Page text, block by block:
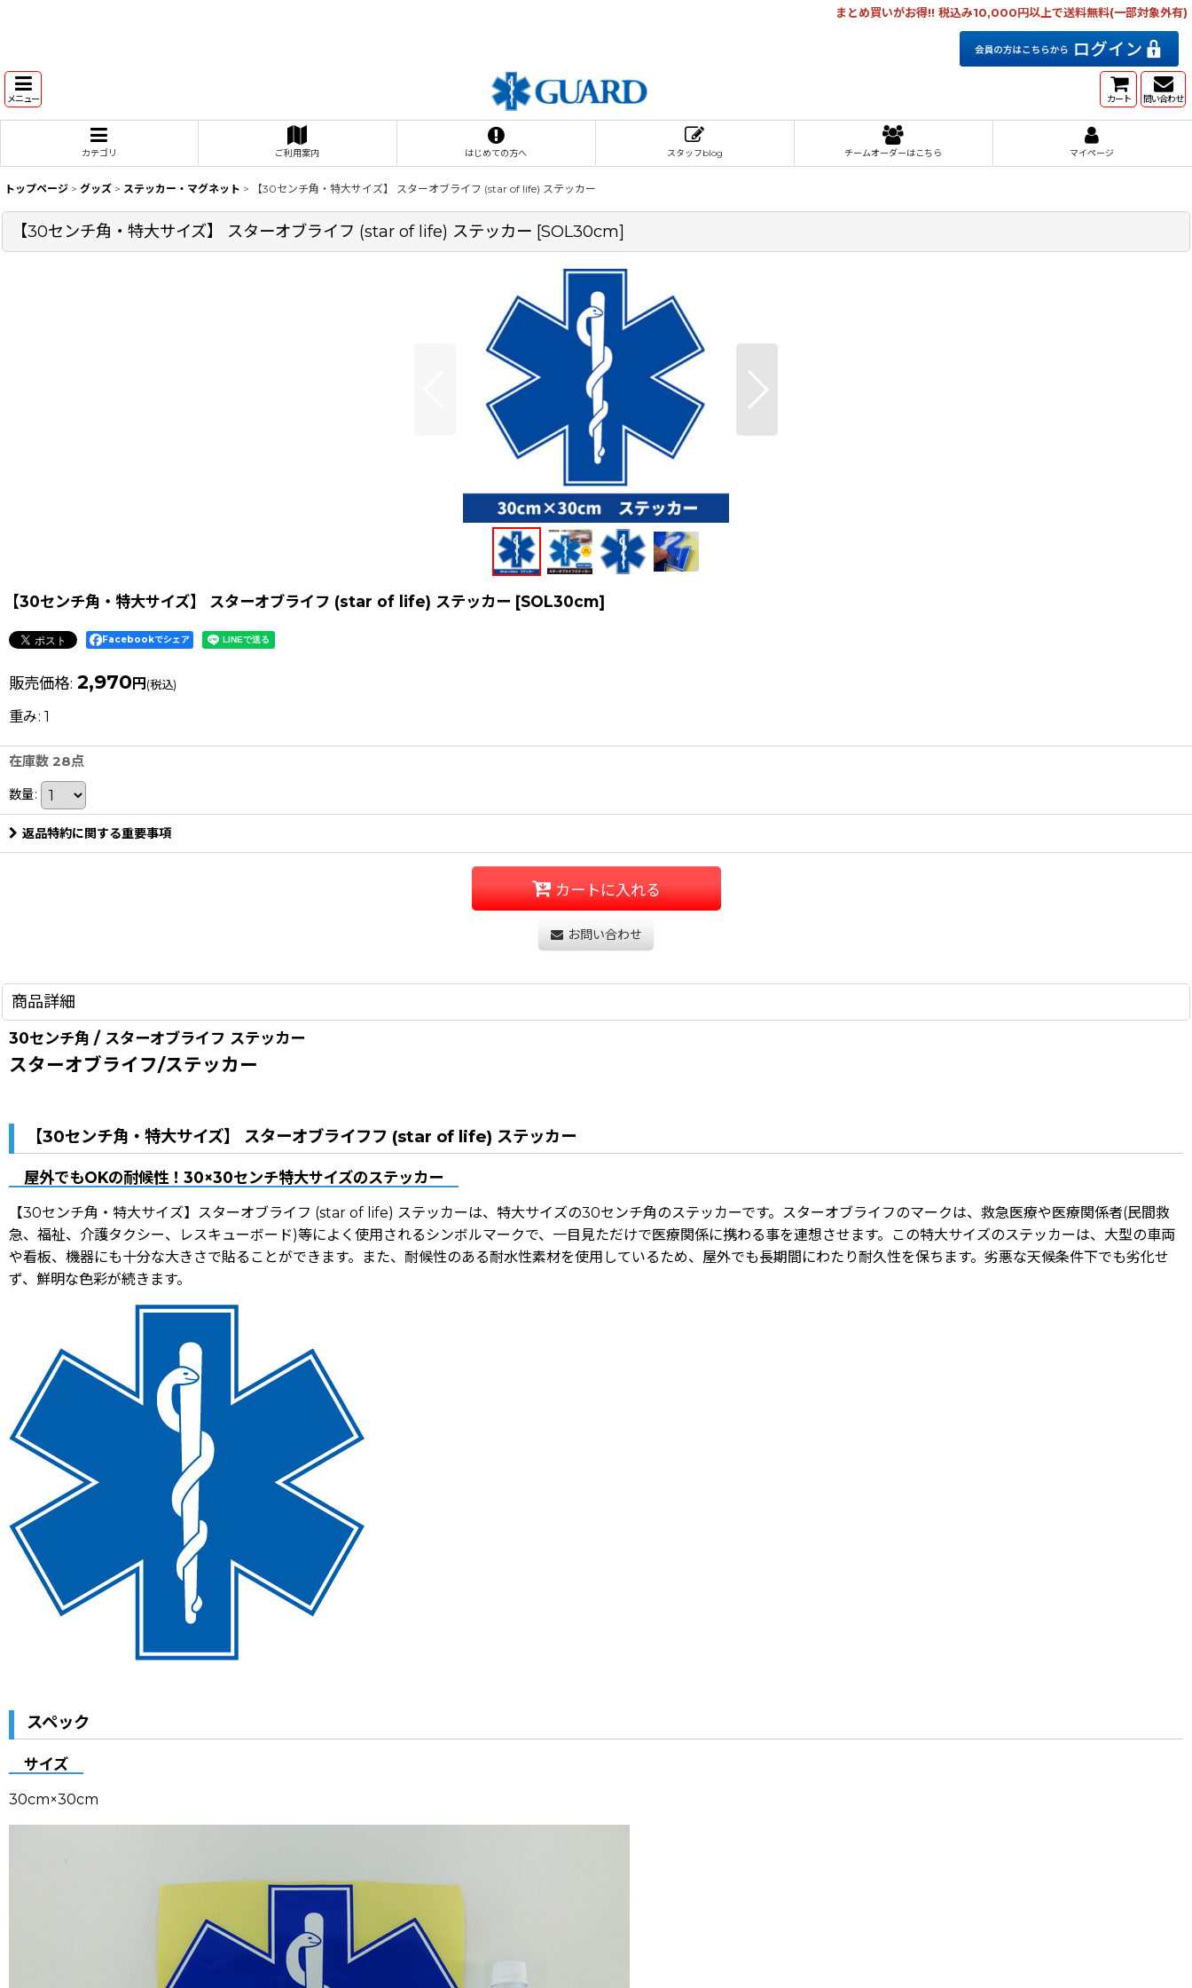
まとめ買いがお得!! 税込み10,000円以上で送料無料(一部対象外有)
メニュー カート 問い合わせ
カテゴリ ご利用案内 はじめての方へ スタッフblog チームオーダーはこちら マイページ
トップページ > グッズ > ステッカー・マグネット > 【30センチ角・特大サイズ】 スターオブライフ (star of life) ステッカー
【30センチ角・特大サイズ】 スターオブライフ (star of life) ステッカー [SOL30cm]
【30センチ角・特大サイズ】 スターオブライフ (star of life) ステッカー [SOL30cm]
Facebookでシェア
販売価格: 2,970 円 (税込)
重み: 1
在庫数 28点
数量:
返品特約に関する重要事項
カートに入れる
お問い合わせ
商品詳細
30センチ角 / スターオブライフ ステッカー
スターオブライフ/ステッカー
【30センチ角・特大サイズ】 スターオブライフフ (star of life) ステッカー
屋外でもOKの耐候性！30×30センチ特大サイズのステッカー
【30センチ角・特大サイズ】スターオブライフ (star of life) ステッカーは、特大サイズの30センチ角のステッカーです。スターオブライフのマークは、救急医療や医療関係者(民間救
急、福祉、介護タクシー、
レスキューボード)等によく使用されるシンボルマークで、一目見ただけで医療関係に携わる事を連想させます。
この特大サイズのステッカーは、大型の車両
や看板、機器にも十分な大きさで貼ることができます。また、耐候性のある耐水性素材を使用しているため、屋外でも長期間にわたり耐久性を保ちます。劣悪な天候条件下でも劣化せ
ず、鮮明な色彩が続きます。
スペック
サイズ
30cm×30cm